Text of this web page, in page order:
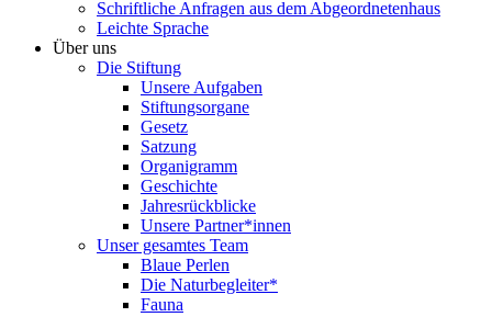
Schriftliche Anfragen aus dem Abgeordnetenhaus
Leichte Sprache
Über uns
Die Stiftung
Unsere Aufgaben
Stiftungsorgane
Gesetz
Satzung
Organigramm
Geschichte
Jahresrückblicke
Unsere Partner*innen
Unser gesamtes Team
Blaue Perlen
Die Naturbegleiter*
Fauna